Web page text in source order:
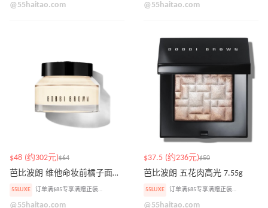
@55haitao.com @55haitao.com
$48 (约302元)$64
芭比波朗 维他命妆前橘子面霜 50m
55LUXE 订单满$85专享满赠正装眼影盘
@55haitao.com
$37.5 (约236元)$50
芭比波朗 五花肉高光 7.55g
55LUXE 订单满$85专享满赠正装眼影盘
@55haitao.com